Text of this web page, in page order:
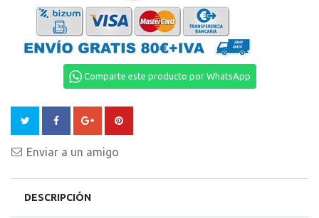
Comparte este producto por WhatsApp
Enviar a un amigo
DESCRIPCIÓN